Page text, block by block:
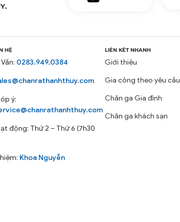
HỆ
0283.949.0384
ý:
động: Thứ 2 – Thứ 6 (7h30
Khoa Nguyễn
LIÊN KẾT NHANH
Giới thiệu
Gia công theo yêu cầu
Chăn ga Gia đình
Chăn ga khách sạn